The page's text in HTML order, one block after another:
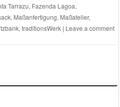
Tarrazu, Fazenda Lagoa,
, Maßanfertigung, Maßatelier,
, traditionsWerk | Leave a comment